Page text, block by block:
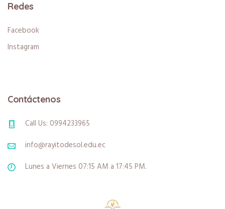
Redes
Facebook
Instagram
Contáctenos
Call Us: 0994233965
info@rayitodesol.edu.ec
Lunes a Viernes 07:15 AM a 17:45 PM.